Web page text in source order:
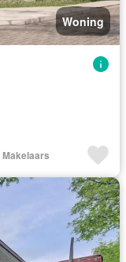
Woning